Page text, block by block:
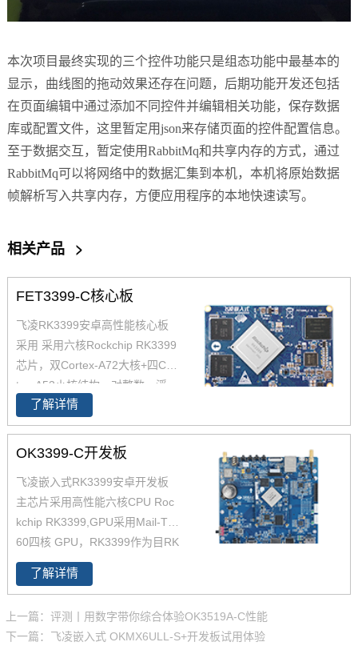
本次项目最终实现的三个控件功能只是组态功能中最基本的
显示，曲线图的拖动效果还存在问题，后期功能开发还包括
在页面编辑中通过添加不同控件并编辑相关功能，保存数据
库或配置文件，这里暂定用json来存储页面的控件配置信息。
至于数据交互，暂定使用RabbitMq和共享内存的方式，通过
RabbitMq可以将网络中的数据汇集到本机，本机将原始数据
帧解析写入共享内存，方便应用程序的本地快速读写。
相关产品 >
FET3399-C核心板
飞凌RK3399安卓高性能核心板
采用 采用六核Rockchip RK3399
芯片，双Cortex-A72大核+四Cor
tex-A53小核结构，对整数、浮
点、内存等作了大幅优化，在整
体性能、功耗及核心面积三个方
面提升。以下将对瑞芯微芯片RK
其性能做具体介绍。如您对飞凌
RK3399系列核心板有兴趣，欢
迎咨询了解。
了解详情
OK3399-C开发板
飞凌嵌入式RK3399安卓开发板
主芯片采用高性能六核CPU Roc
kchip RK3399,GPU采用Mail-T8
60四核 GPU，RK3399作为目RK
产品线中低功耗、高性能的代
表，可满足人脸识别设备、机器
用。飞凌RK3399开发板在整体
性能、功耗及核心面积做了大幅
了解详情
上一篇：评测丨用数字带你综合体验OK3519A-C性能
下一篇：飞凌嵌入式 OKMX6ULL-S+开发板试用体验